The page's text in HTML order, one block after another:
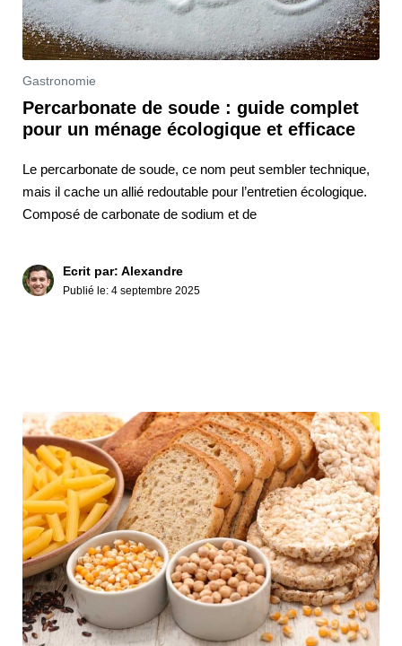
Gastronomie
Percarbonate de soude : guide complet
pour un ménage écologique et efficace
Le percarbonate de soude, ce nom peut sembler technique,
mais il cache un allié redoutable pour l’entretien écologique.
Composé de carbonate de sodium et de
Ecrit par: Alexandre
Publié le: 4 septembre 2025